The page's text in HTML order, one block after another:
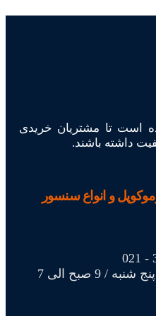
است تا مشتریان خریدی
داشته باشند.
و انواع سنسور
ساعات کاری : شنبه تا پنج شنبه / 9 صبح الی 7